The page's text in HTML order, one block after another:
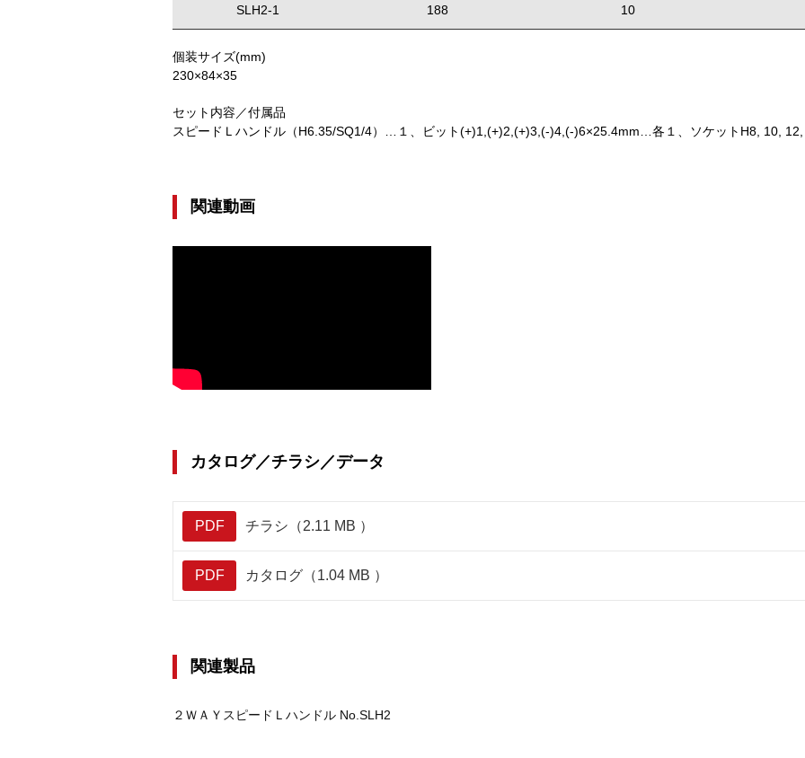
SLH2-1 188 10
個装サイズ(mm)
230×84×35
セット内容／付属品
スピードＬハンドル（H6.35/SQ1/4）…１、ビット(+)1,(+)2,(+)3,(-)4,(-)6×25.4mm…各１、ソケットH8, 10,
関連動画
カタログ／チラシ／データ
PDF チラシ（2.11 MB ）
PDF カタログ（1.04 MB ）
関連製品
２ＷＡＹスピードＬハンドル No.SLH2